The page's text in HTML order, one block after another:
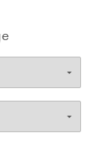
또는 기타 생화
용액을 정확하
사용되는 구체
또는 다운스트
도를 달성하기